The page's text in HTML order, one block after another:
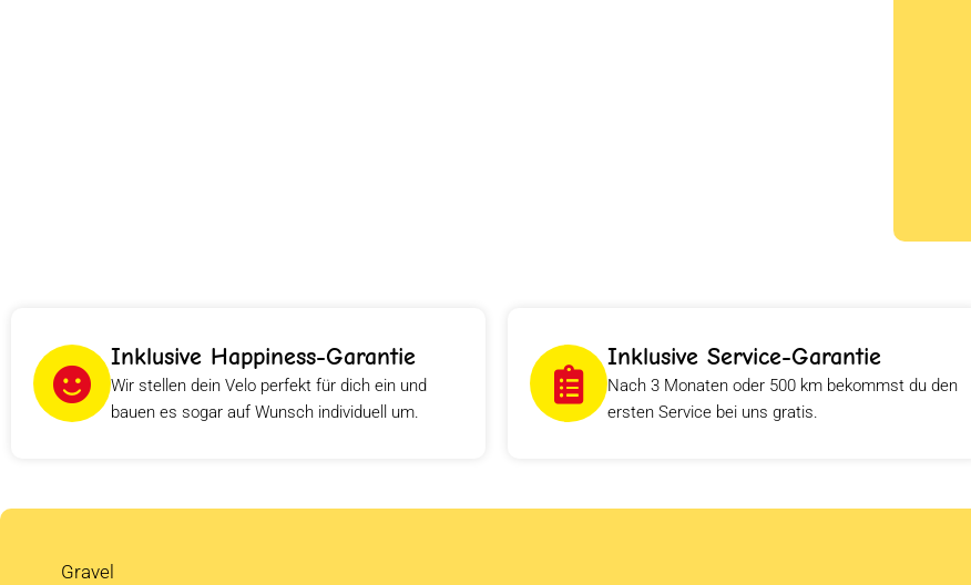
Inklusive Happiness-Garantie
Wir stellen dein Velo perfekt für dich ein und
bauen es sogar auf Wunsch individuell um.
Inklusive Service-Garantie
Nach 3 Monaten oder 500 km bekommst du den
ersten Service bei uns gratis.
Gravel